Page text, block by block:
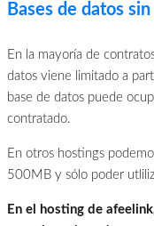
Bases de datos
En la mayoría de
datos viene limitado a
base de datos puede
contratado.
En otros hostings
500MB y sólo poder
En el hosting de